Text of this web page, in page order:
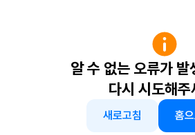
알 수 없는 오류가 발
다시 시도해주
새로고침 홈